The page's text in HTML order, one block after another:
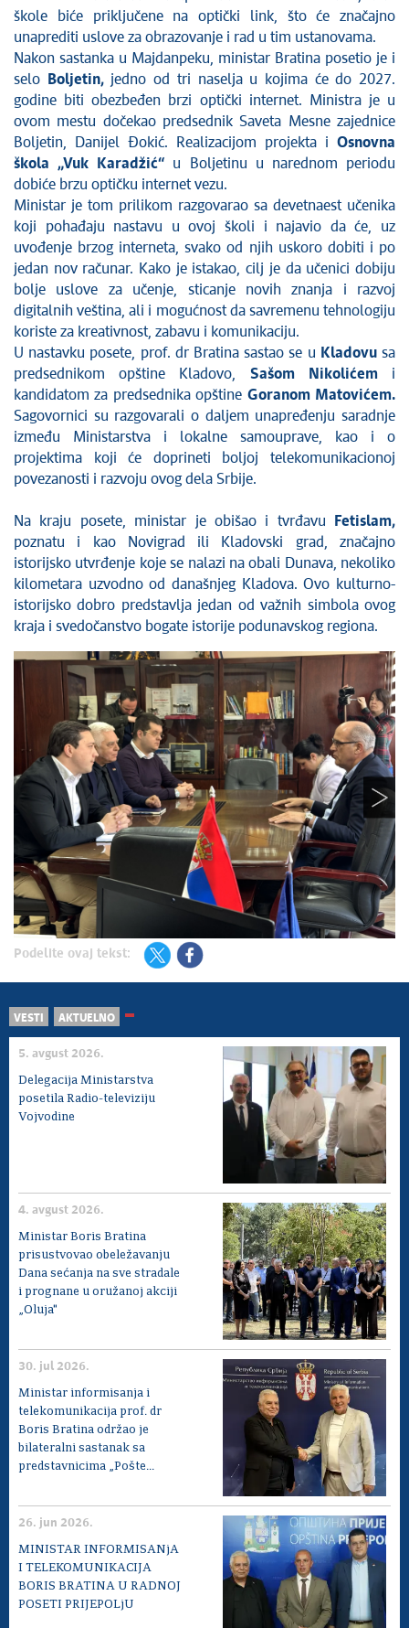
škole biće priključene na optički link, što će značajno
unaprediti uslove za obrazovanje i rad u tim ustanovama.
Nakon sastanka u Majdanpeku, ministar Bratina posetio je i
selo Boljetin,jedno od tri naselja u kojima će do 2027.
godine biti obezbeđen brzi optički internet. Ministra je u
ovom mestu dočekao predsednik Saveta Mesne zajednice
Boljetin, Danijel Đokić. Realizacijom projekta i Osnovna
škola „Vuk Karadžić“ u Boljetinu u narednom periodu
dobiće brzu optičku internet vezu.
Ministar je tom prilikom razgovarao sa devetnaest učenika
koji pohađaju nastavu u ovoj školi i najavio da će, uz
uvođenje brzog interneta, svako od njih uskoro dobiti i po
jedan nov računar. Kako je istakao, cilj je da učenici dobiju
bolje uslove za učenje, sticanje novih znanja i razvoj
digitalnih veština, ali i mogućnost da savremenu tehnologiju
koriste za kreativnost, zabavu i komunikaciju.
U nastavku posete, prof. dr Bratina sastao se u Kladovusa
predsednikom opštine Kladovo,
Sašom Nikolićemi
kandidatom za predsednika opštine Goranom Matovićem.
Sagovornici su razgovarali o daljem unapređenju saradnje
između Ministarstva i lokalne samouprave, kao i o
projektima koji će doprineti boljoj telekomunikacionoj
povezanosti i razvoju ovog dela Srbije.
Na kraju posete, ministar je obišao i tvrđavu
Fetislam,
poznatu i kao Novigrad ili Kladovski grad, značajno
istorijsko utvrđenje koje se nalazi na obali Dunava, nekoliko
kilometara uzvodno od današnjeg Kladova. Ovo kulturno-
istorijsko dobro predstavlja jedan od važnih simbola ovog
kraja i svedočanstvo bogate istorije podunavskog regiona.
Podelite ovaj tekst:
VESTI AKTUELNO
5. avgust 2026.
Delegacija Ministarstva
posetila Radio-televiziju
Vojvodine
4. avgust 2026.
Ministar Boris Bratina
prisustvovao obeležavanju
Dana sećanja na sve stradale
i prognane u oružanoj akciji
„Oluja"
30. jul 2026.
Ministar informisanja i
telekomunikacija prof. dr
Boris Bratina održao je
bilateralni sastanak sa
predstavnicima „Pošte...
26. jun 2026.
MINISTAR INFORMISANjA
I TELEKOMUNIKACIJA
BORIS BRATINA U RADNOJ
POSETI PRIJEPOLjU